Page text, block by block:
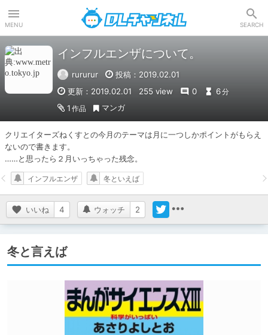
MENU SEARCH
インフルエンザについて。
rururur
投稿：2019.02.01
更新：2019.02.01
255 view 0 6分
1 作品 マンガ
クリエイターズねくすとの今月のテーマは月に一つしかポイントがもらえ
ないので書きます。
……と思ったら２月いっちゃった残念。
いいね 4 ウォッチ 2
インフルエンザ 冬といえば
冬と言えば